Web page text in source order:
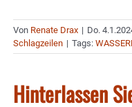
Von Renate Drax | Do.
Schlagzeilen | Tags:
Hinterlassen